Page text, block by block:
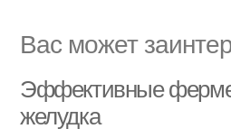
Вас может
Эффективные
желудка